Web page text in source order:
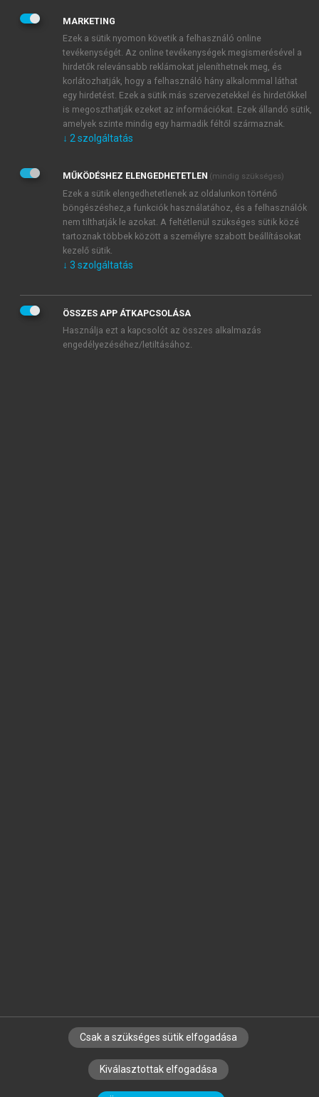
JELSZÓ
JELSZÓ ÚJRA
Kérek értesítést a MeRSZ újdonságairól, akcióiról.
Kérek értesítést az Akadémiai Kiadó Zrt. újdonságairól,
Adatkezelési tájékoztatóbanfoglaltakat tudomásul
veszem és elfogadom.
Általános vásárlási feltételeket, valamint a szotar.netés a
mersz.huoldalak licencszerződéseiben foglaltakat
tudomásul veszem és elfogadom.
KIPRÓBÁLOM
SZERZŐKNEK CÉGEKNEK KÖNYVTÁROSOKNAK
SZERKESZTÉSI ÉS LEKTORÁLÁSI ALAPELVEK
MARKETING
Ezek a sütik nyomon követik a felhasználó online
tevékenységét. Az online tevékenységek megismerésével a
hirdetők relevánsabb reklámokat jeleníthetnek meg, és
korlátozhatják, hogy a felhasználó hány alkalommal láthat
egy hirdetést. Ezek a sütik más szervezetekkel és hirdetőkkel
is megoszthatják ezeket az információkat. Ezek állandó sütik,
amelyek szinte mindig egy harmadik féltől származnak.
↓ 2 szolgáltatás
MŰKÖDÉSHEZ ELENGEDHETETLEN (mindig szükséges)
Ezek a sütik elengedhetetlenek az oldalunkon történő
böngészéshez,a funkciók használatához, és a felhasználók
nem tilthatják le azokat. A feltétlenül szükséges sütik közé
tartoznak többek között a személyre szabott beállításokat
kezelő sütik.
↓ 3 szolgáltatás
ÖSSZES APP ÁTKAPCSOLÁSA
Használja ezt a kapcsolót az összes alkalmazás
engedélyezéséhez/letiltásához.
Csak a szükséges sütik elfogadása
Kiválasztottak elfogadása